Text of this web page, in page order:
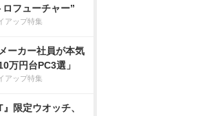
ロフューチャー”
アップ特集
ーカー社員が本気
万円台PC3選」
アップ特集
』限定ウオッチ、